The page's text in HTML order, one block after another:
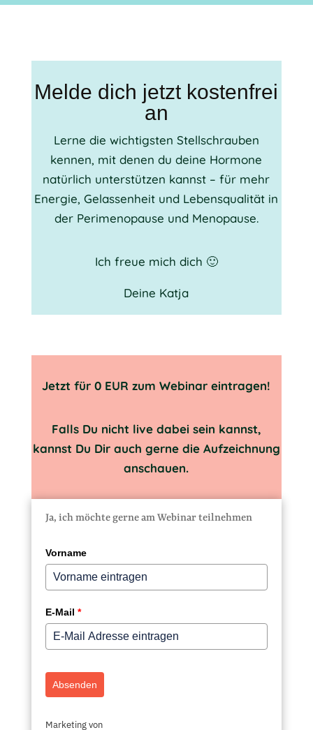
Melde dich jetzt kostenfrei
an
Lerne die wichtigsten Stellschrauben
kennen, mit denen du deine Hormone
natürlich unterstützen kannst – für mehr
Energie, Gelassenheit und Lebensqualität in
der Perimenopause und Menopause.
Ich freue mich dich 🙂
Deine Katja
Jetzt für 0 EUR zum Webinar eintragen!
Falls Du nicht live dabei sein kannst,
kannst Du Dir auch gerne die Aufzeichnung
anschauen.
Ja, ich möchte gerne am Webinar teilnehmen
Vorname
E-Mail *
Absenden
Marketing von